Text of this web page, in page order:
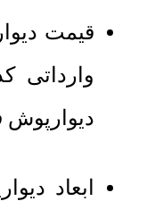
قیمت
ابعاد